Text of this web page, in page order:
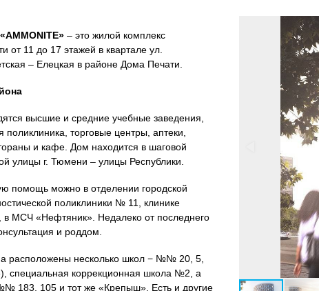
– это жилой комплекс
от 11 до 17 этажей в квартале ул.
– Елецкая в районе Дома Печати.
высшие и средние учебные заведения,
поликлиника, торговые центры, аптеки,
и кафе. Дом находится в шаговой
улицы г. Тюмени – улицы Республики.
помощь можно в отделении городской
поликлиники № 11, клинике
в МСЧ «Нефтяник». Недалеко от последнего
и роддом.
расположены несколько школ − №№ 20, 5,
специальная коррекционная школа №2, а
183, 105 и тот же «Крепыш». Есть и другие